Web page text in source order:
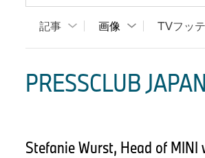
記事 画像 TVフッ
PRESSCLUB
Stefanie Wurst, Head of